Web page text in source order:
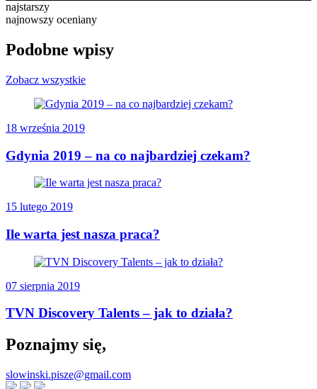
najstarszy
najnowszy oceniany
Podobne wpisy
Zobacz wszystkie
18 września 2019
Gdynia 2019 – na co najbardziej czekam?
15 lutego 2019
Ile warta jest nasza praca?
07 sierpnia 2019
TVN Discovery Talents – jak to działa?
Poznajmy się,
slowinski.pisze@gmail.com